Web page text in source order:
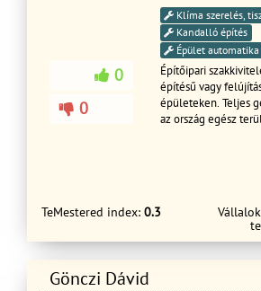
0
0
Klíma szerelés,
Kandalló építés
Épület automatika
Építőipari
építésű vagy
épületeken. Teljes
az ország egész
TeMestered index: 0.3
Gönczi Dávid